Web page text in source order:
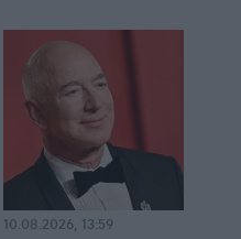
10.08.2026, 13:59